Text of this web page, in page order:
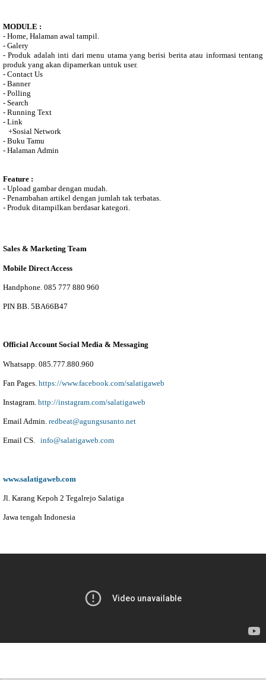
MODULE :
- Home, Halaman awal tampil.
- Galery
- Produk adalah inti dari menu utama yang berisi berita atau informasi tentang
produk yang akan dipamerkan untuk user.
- Contact Us
- Banner
- Polling
- Search
- Running Text
- Link
+Sosial Network
- Buku Tamu
- Halaman Admin
Feature :
- Upload gambar dengan mudah.
- Penambahan artikel dengan jumlah tak terbatas.
- Produk ditampilkan berdasar kategori.
Sales & Marketing Team
Mobile Direct Access
Handphone. 085 777 880 960
PIN BB. 5BA66B47
Official Account Social Media & Messaging
Whatsapp. 085.777.880.960
Fan Pages. https://www.facebook.com/salatigaweb
Instagram. http://instagram.com/salatigaweb
Email Admin. redbeat@agungsusanto.net
Email CS. info@salatigaweb.com
www.salatigaweb.com
Jl. Karang Kepoh 2 Tegalrejo Salatiga
Jawa tengah Indonesia